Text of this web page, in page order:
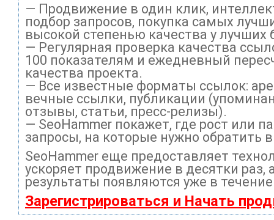
— Продвижение в один клик,
подбор запросов, покупка самых
высокой степенью качества у лучших
— Регулярная проверка качества
100 показателям и ежедневный
качества проекта.
— Все известные форматы ссылок:
вечные ссылки, публикации
отзывы, статьи, пресс-релизы).
— SeoHammer покажет, где рост или
запросы, на которые нужно обратить
SeoHammer еще предоставляет
ускоряет продвижение в десятки раз,
результаты появляются уже в
Зарегистрироваться и Начать